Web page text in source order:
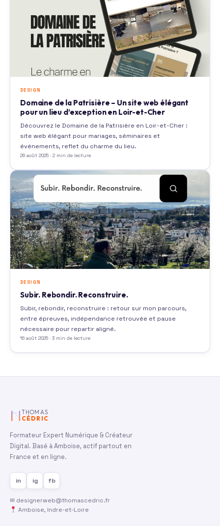
DESIGN
Domaine de la Patrisière – Un site web élégant
pour un lieu d’exception en Loir-et-Cher
Découvrez le Domaine de la Patrisière en Loir-et-Cher :
site web élégant pour mariages, séminaires et
événements, reflet du charme du lieu.
26 août 2025 · 2 min de lecture
DESIGN
Subir. Rebondir. Reconstruire.
Subir, rebondir, reconstruire : retour sur mon parcours,
entre épreuves, indépendance retrouvée et pause
nécessaire pour repartir aligné.
16 août 2025 · 3 min de lecture
THOMAS
CÉDRIC
Formateur Expert Numérique & Créateur
Digital. Basé à Amboise, actif partout en
France et en ligne.
in ig fb
✉ designerweb@thomascedric.fr
Amboise, Indre-et-Loire